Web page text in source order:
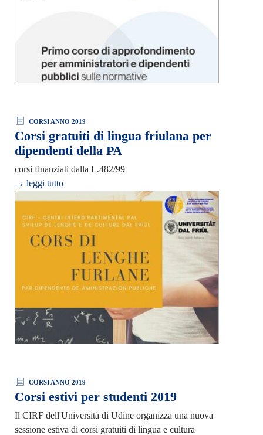
CORSI ANNO 2019
Corsi gratuiti di lingua friulana per
dipendenti della PA
corsi finanziati dalla L.482/99
→ leggi tutto
CORSI ANNO 2019
Corsi estivi per studenti 2019
Il CIRF dell'Università di Udine organizza una nuova
sessione estiva di corsi gratuiti di lingua e cultura